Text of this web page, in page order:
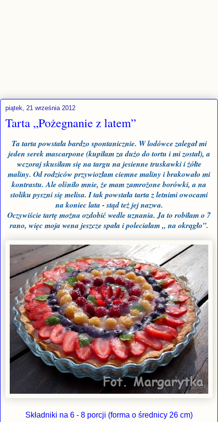
piątek, 21 września 2012
Tarta „Pożegnanie z latem”
Ta tarta powstała bardzo spontanicznie. W lodówce zalegał mi
jeden serek mascarpone (kupiłam za dużo do tortu i mi został), a
wczoraj skusiłam się na targu na jesienne truskawki i żółte
maliny. Od rodziców przywiozłam ciemne maliny i brakowało mi
kontrastu. Ale olśniło mnie, że mam zamrożone borówki, a na
stoliku pyszni się melisa. I tak powstała tarta z letnimi owocami
na koniec lata - stąd też jej nazwa.
Oczywiście tartę można ozdobić wedle uznania. Ja to robiłam o 7
rano, więc moja wena jeszcze spała i poleciałam „ na okrągło”.
Składniki na 6 - 8 porcji (forma o średnicy 26 cm)